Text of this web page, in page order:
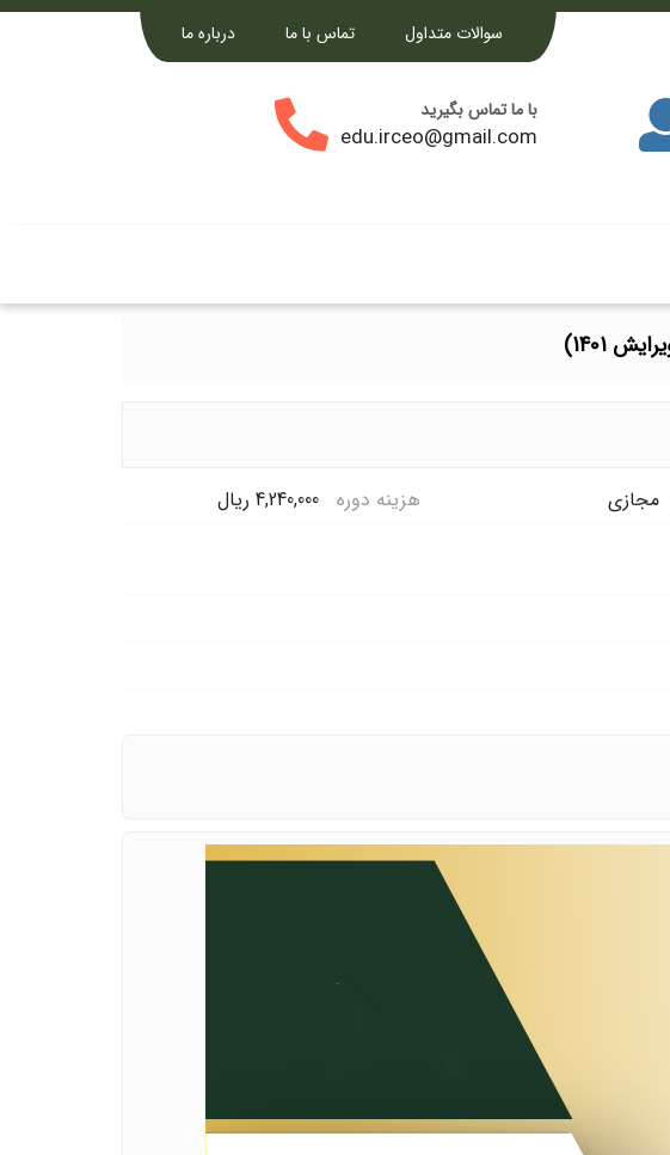
سوالات متداول تماس با ما درباره ما
با ما تماس بگیرید
edu.irceo@gmail.com
مجازی هزینه دوره 4,240,000 ریال